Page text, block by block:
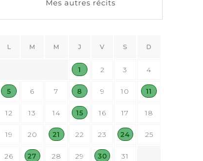
Mes autres récits
L M M J V S D
1 2 3 4
5 6 7 8 9 10 11
12 13 14 15 16 17 18
19 20 21 22 23 24 25
26 27 28 29 30 31